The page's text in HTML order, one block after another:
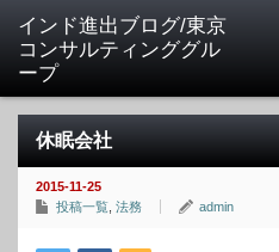
インド進出ブログ/東京
コンサルティンググル
ープ
休眠会社
2015-11-25
投稿一覧 法務 admin